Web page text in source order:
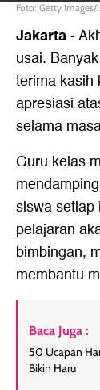
Foto: Getty
Jakarta-
usai.
terima kasih
apresiasi
selama
Guru kelas
siswa setiap
pelajaran
bimbingan,
membantu
Baca Juga :
50 Ucapan
Bikin Haru